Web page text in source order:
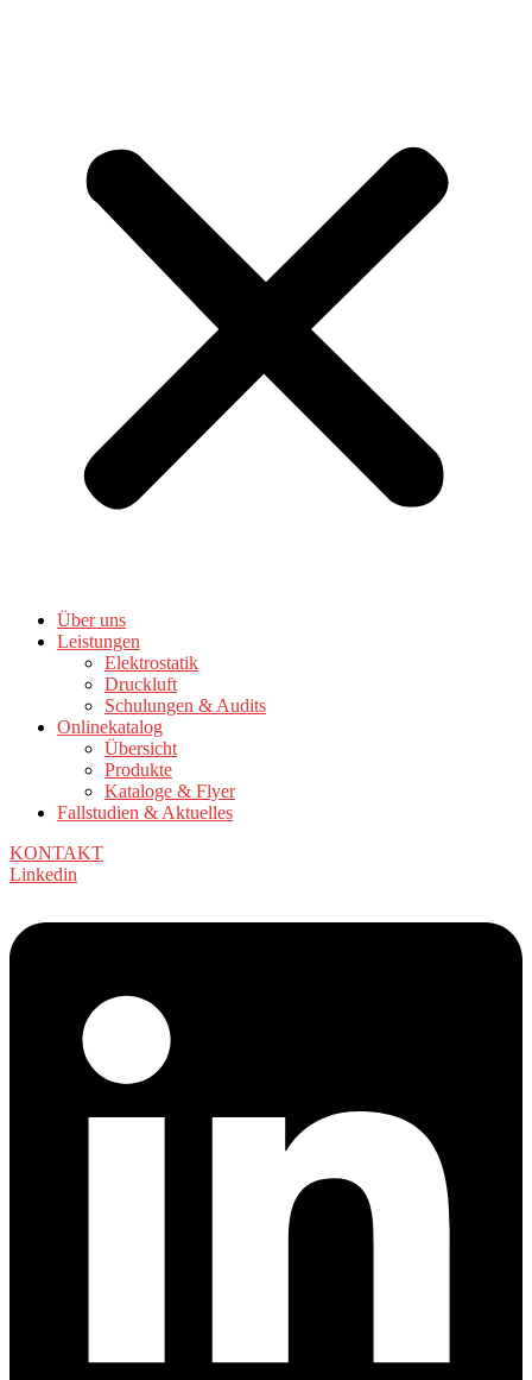
Über uns
Leistungen
Elektrostatik
Druckluft
Schulungen & Audits
Onlinekatalog
Übersicht
Produkte
Kataloge & Flyer
Fallstudien & Aktuelles
KONTAKT
Linkedin